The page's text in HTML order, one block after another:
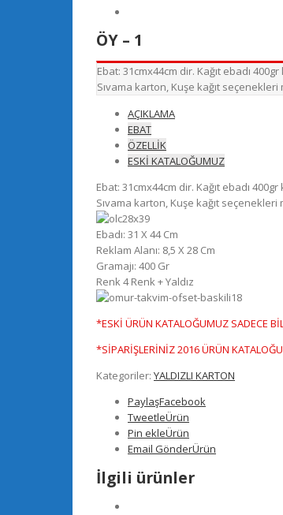
ÖY – 1
Ebat: 31cmx44cm dir. Kağıt ebadı
Sıvama karton, Kuşe kağıt seçenekleri
AÇIKLAMA
EBAT
ÖZELLİK
ESKİ KATALOĞUMUZ
Ebat: 31cmx44cm dir. Kağıt ebadı
Sıvama karton, Kuşe kağıt seçenekleri
Ebadı: 31 X 44 Cm
Reklam Alanı: 8,5 X 28 Cm
Gramajı: 400 Gr
Renk 4 Renk + Yaldız
*ESKİ ÜRÜN KATALOĞUMUZ SADECE
*SİPARİŞLERİNİZ 2016 ÜRÜN
Kategoriler: YALDIZLI KARTON
PaylaşFacebook
TweetleÜrün
Pin ekleÜrün
Email GönderÜrün
İlgili ürünler